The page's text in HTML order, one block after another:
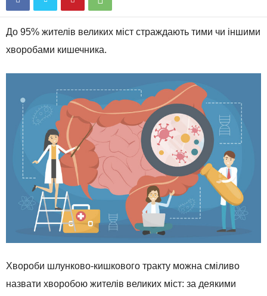
До 95% жителів великих міст страждають тими чи іншими
хворобами кишечника.
Хвороби шлунково-кишкового тракту можна сміливо
назвати хворобою жителів великих міст: за деякими